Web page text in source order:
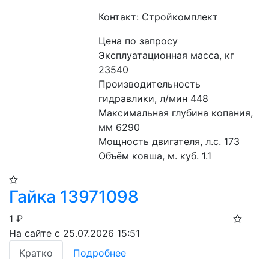
Контакт: Стройкомплект
Цена по запросу
Эксплуатационная масса, кг
23540
Производительность
гидравлики, л/мин 448
Максимальная глубина копания,
мм 6290
Мощность двигателя, л.с. 173
Объём ковша, м. куб. 1.1
Гайка 13971098
1 ₽
На сайте с 25.07.2026 15:51
Кратко
Подробнее